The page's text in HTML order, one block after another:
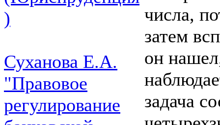
)
Суханова Е.А.
"Правовое
регулирование
числа,
затем
он
задача